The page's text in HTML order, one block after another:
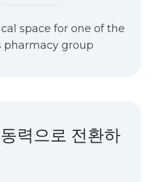
space for one of the
pharmacy group
력으로 전환하